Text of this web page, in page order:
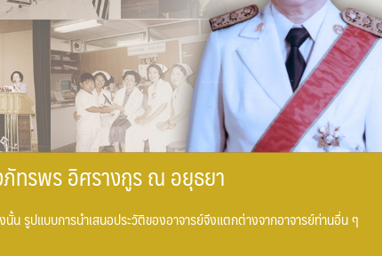
ทรพร อิศรางกูร ณ อยุธยา
รูปแบบการนำเสนอประวัติของอาจารย์จึงแตกต่างจากอาจารย์ท่านอื่น ๆ